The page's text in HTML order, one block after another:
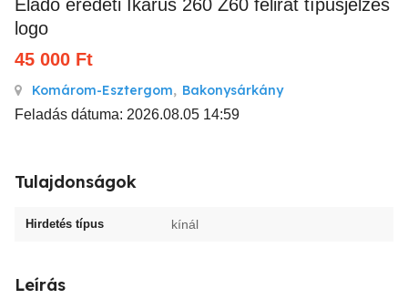
Eladó eredeti Ikarus 260 Z60 felirat típusjelzés
logo
45 000 Ft
Komárom-Esztergom, Bakonysárkány
Feladás dátuma: 2026.08.05 14:59
Tulajdonságok
Hirdetés típus kínál
Leírás